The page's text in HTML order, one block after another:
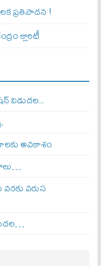
ప్రతిపాదన !
క్లారిటీ
విడుదల..
అవకాశం
వరుస